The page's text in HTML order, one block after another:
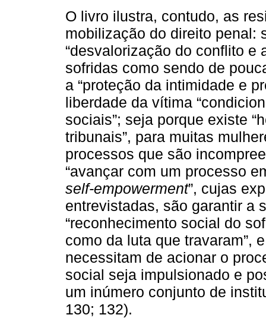
O livro ilustra, contudo, as
mobilização do direito penal:
“desvalorização do conflito
sofridas como sendo de
a “proteção da intimidade e
liberdade da vítima
sociais”; seja porque existe
tribunais”, para muitas
processos que são
“avançar com um processo
self-empowerment”, cujas
entrevistadas, são garantir a
“reconhecimento social do
como da luta que travaram”,
necessitam de acionar o
social seja impulsionado e
um inúmero conjunto de
130; 132).